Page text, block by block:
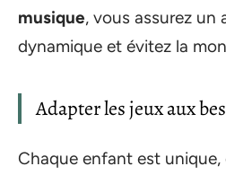
musique, vous assurez un
dynamique et évitez la
Adapter les jeux aux
Chaque enfant est